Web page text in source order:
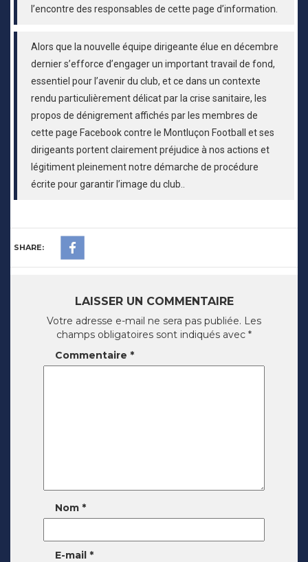
l’encontre des responsables de cette page d’information.
Alors que la nouvelle équipe dirigeante élue en décembre
dernier s’efforce d’engager un important travail de fond,
essentiel pour l’avenir du club, et ce dans un contexte
rendu particulièrement délicat par la crise sanitaire, les
propos de dénigrement affichés par les membres de
cette page Facebook contre le Montluçon Football et ses
dirigeants portent clairement préjudice à nos actions et
légitiment pleinement notre démarche de procédure
écrite pour garantir l’image du club..
SHARE:
LAISSER UN COMMENTAIRE
Votre adresse e-mail ne sera pas publiée. Les
champs obligatoires sont indiqués avec *
Commentaire *
Nom *
E-mail *